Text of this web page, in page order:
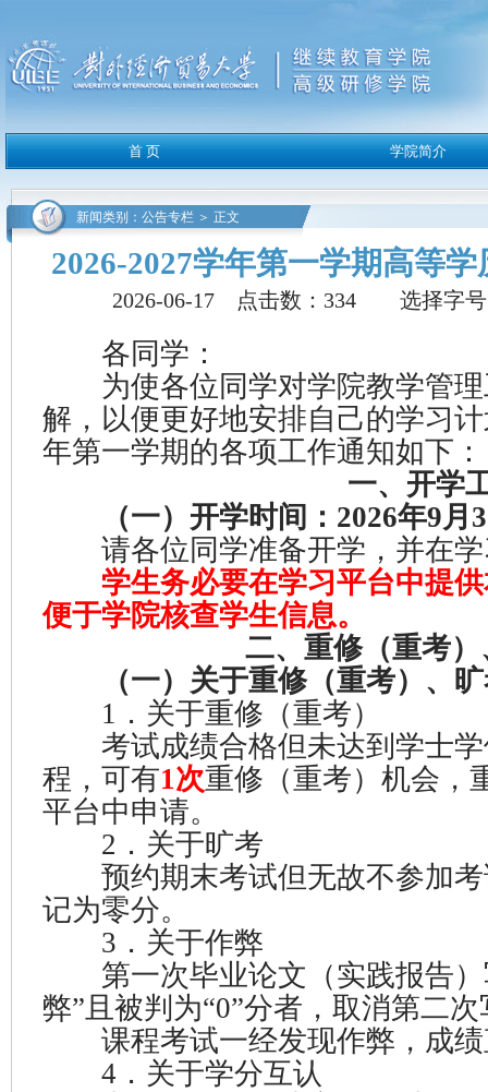
2026-2027学年第一学期高等
2026-06-17 点击数： 334选择字
各同学：
为使各位同学对学院教学管理
解，以便更好地安排自己的学习
年第一学期的各项工作通知如下：
一、开学
（一）开学时间：2026年9月
请各位同学准备开学，并在学
学生务必要在学习平台中提
便于学院核查学生信息。
二、重修（重考
（一）关于重修（重考）、
1．关于重修（重考）
考试成绩合格但未达到学士学
程，可有1次重修（重考）机会，
平台中申请。
2．关于旷考
预约期末考试但无故不参加考
记为零分。
3．关于作弊
第一次毕业论文（实践报告）
弊”且被判为“0”分者，取消第二
课程考试一经发现作弊，成绩
4．关于学分互认
新闻类别：公告专栏 ＞ 正文